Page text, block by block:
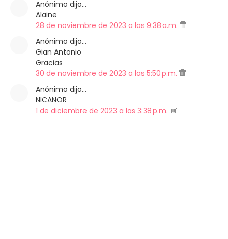
Anónimo dijo…
Alaine
28 de noviembre de 2023 a las 9:38 a.m.
Anónimo dijo…
Gian Antonio
Gracias
30 de noviembre de 2023 a las 5:50 p.m.
Anónimo dijo…
NICANOR
1 de diciembre de 2023 a las 3:38 p.m.